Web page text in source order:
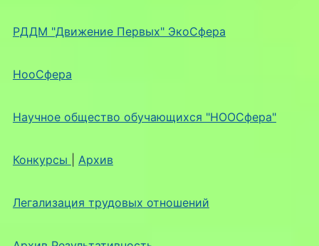
РДДМ "Движение Первых" ЭкоСфера
НооСфера
Научное общество обучающихся "НООСфера"
Конкурсы Архив
Легализация трудовых отношений